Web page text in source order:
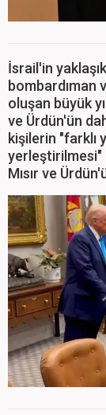
İsrail'in
bombardıman
oluşan büyük
ve Ürdün'ün
kişilerin "farklı
yerleştirilmesi"
Mısır ve